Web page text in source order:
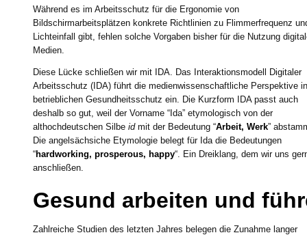
Während es im Arbeitsschutz für die Ergonomie von
Bildschirmarbeitsplätzen konkrete Richtlinien zu Flimmerfrequenz
Lichteinfall gibt, fehlen solche Vorgaben bisher für die Nutzung
Medien.
Diese Lücke schließen wir mit IDA. Das Interaktionsmodell Digitaler
Arbeitsschutz (IDA) führt die medienwissenschaftliche Perspektive
betrieblichen Gesundheitsschutz ein. Die Kurzform IDA passt auch
deshalb so gut, weil der Vorname “Ida” etymologisch von der
althochdeutschen Silbe idmit der Bedeutung “Arbeit, Werk”
Die angelsächsiche Etymologie belegt für Ida die Bedeutungen
“hardworking, prosperous, happy“. Ein Dreiklang, dem wir uns
anschließen.
Gesund arbeiten und
Zahlreiche Studien des letzten Jahres belegen die Zunahme langer